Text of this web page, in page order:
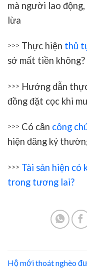
mà người lao
lừa
>>> Thực hiện thủ
sở mất tiền
>>> Hướng dẫn
đồng đặt cọc khi
>>> Có cần công
hiện đăng ký
>>> Tài sản hiện có
trong tương lai?
Hộ mới thoát nghèo